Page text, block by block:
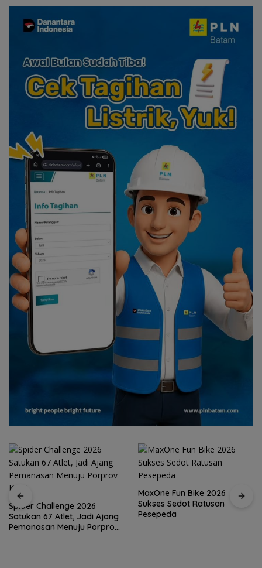
Spider Challenge 2026
Satukan 67 Atlet, Jadi Ajang
Pemanasan Menuju Porprov
MaxOne Fun Bike 2026
Sukses Sedot Ratusan
Pesepeda